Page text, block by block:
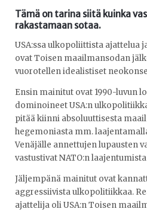
Tämä on tarina siitä kuinka
rakastamaan sotaa.
USA:ssa ulkopoliittista ajattelua
ovat Toisen maailmansodan
vuorotellen idealistiset
Ensin mainitut ovat 1990-luvun
dominoineet USA:n
pitää kiinni absoluuttisesta
hegemoniasta mm.
Venäjälle annettujen lupausten
vastustivat NATO:n
Jäljempänä mainitut ovat
aggressiivista ulkopolitiikkaa.
ajattelija oli USA:n Toisen